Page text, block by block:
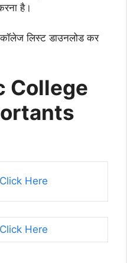
है।
लिस्ट डाउनलोड कर
College
Click Here
Click Here